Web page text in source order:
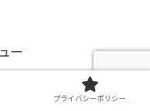
ー
プライバシーポリシー